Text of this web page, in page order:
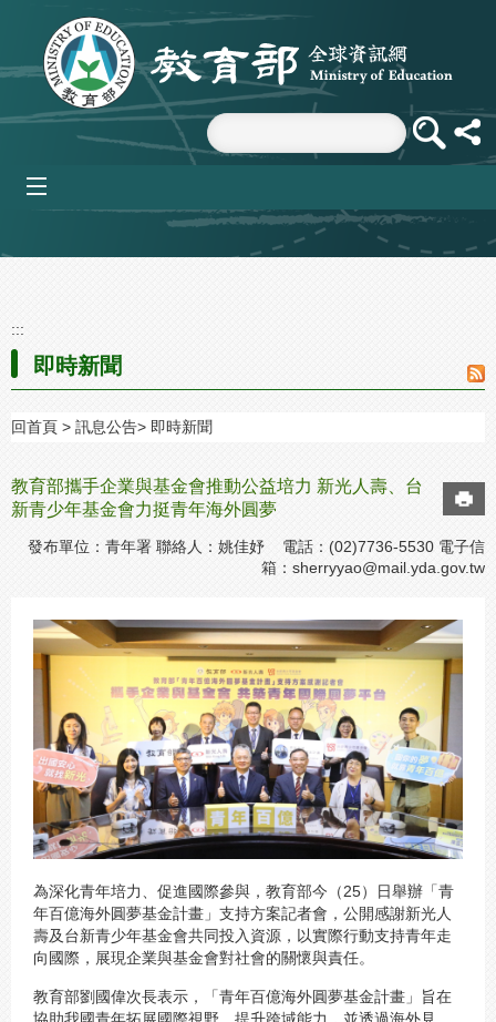
跳到主要內容區塊
:::
即時新聞
回首頁 訊息公告 即時新聞
教育部攜手企業與基金會推動公益培力 新光人壽、台
新青少年基金會力挺青年海外圓夢
發布單位：青年署 聯絡人：姚佳妤 電話：(02)7736-5530 電子信
箱： sherryyao@mail.yda.gov.tw
為深化青年培力、促進國際參與，教育部今（25）日舉辦「青
年百億海外圓夢基金計畫」支持方案記者會，公開感謝新光人
壽及台新青少年基金會共同投入資源，以實際行動支持青年走
向國際，展現企業與基金會對社會的關懷與責任。
教育部劉國偉次長表示，「青年百億海外圓夢基金計畫」旨在
協助我國青年拓展國際視野、提升跨域能力，並透過海外見